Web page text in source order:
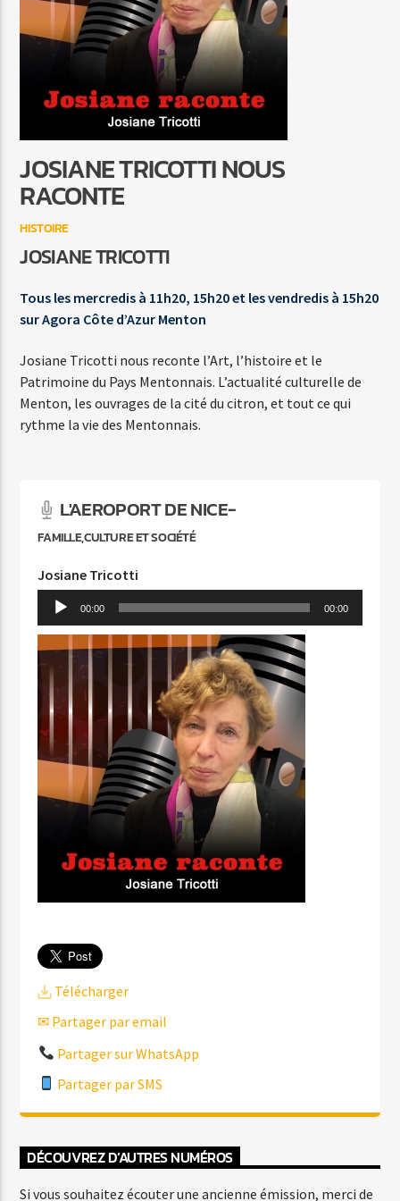
MARTIN
LA GRANDE SOPHIE
Agora Côte d’Azur
Agora Menton/Monaco
JOSIANE TRICOTTI NOUS
RACONTE
HISTOIRE
JOSIANE TRICOTTI
Tous les mercredis à 11h20, 15h20 et les vendredis à 15h20
sur Agora Côte d’Azur Menton
Josiane Tricotti nous reconte l’Art, l’histoire et le
Patrimoine du Pays Mentonnais. L’actualité culturelle de
Menton, les ouvrages de la cité du citron, et tout ce qui
rythme la vie des Mentonnais.
L'AEROPORT DE NICE-
FAMILLE,CULTURE ET SOCIÉTÉ
Josiane Tricotti
Lecteur 00:00 00:00
Télécharger
✉ Partager par email
Partager sur WhatsApp
Partager par SMS
DÉCOUVREZ D’AUTRES NUMÉROS
Si vous souhaitez écouter une ancienne émission, merci de